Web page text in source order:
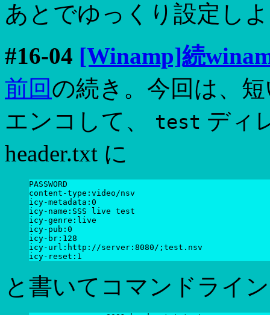
あとでゆっくり設定し
#16-04 [Winamp]続
前回の続き。今回は、短
エンコして、
test ディ
header.txt に
PASSWORD
content-type:video/nsv
icy-metadata:0
icy-name:SSS live test
icy-genre:live
icy-pub:0
icy-br:128
icy-url:http://server:8080/;test.nsv
と書いてコマンドライ